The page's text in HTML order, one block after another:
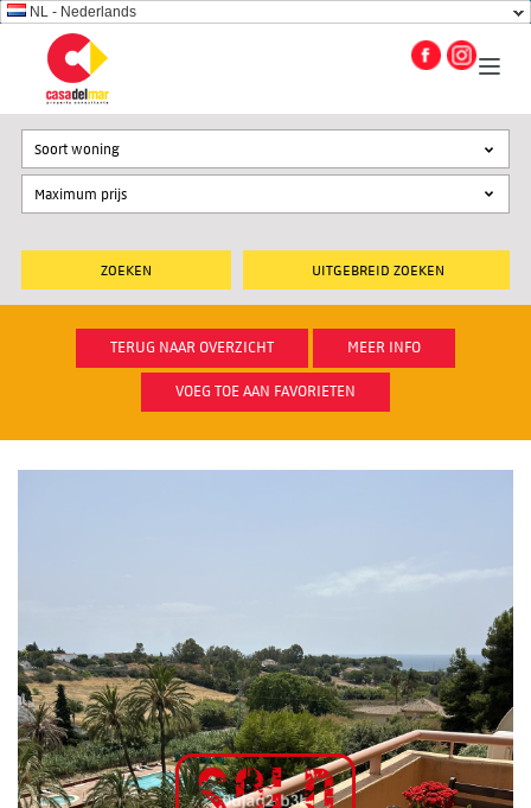
NL - Nederlands
UITGEBREID ZOEKEN
Soort woning
TERUG NAAR OVERZICHT MEER INFO
VOEG TOE AAN FAVORIETEN